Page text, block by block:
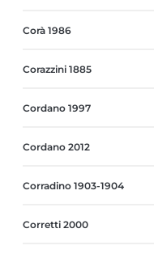
Corà 1986
Corazzini 1885
Cordano 1997
Cordano 2012
Corradino 1903-1904
Corretti 2000